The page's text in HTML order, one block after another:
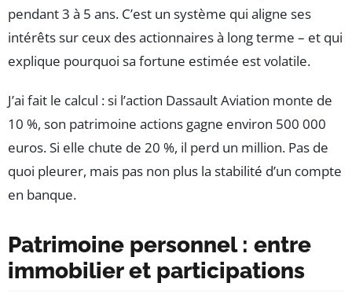
pendant 3 à 5 ans. C’est un système qui aligne ses
intérêts sur ceux des actionnaires à long terme – et qui
explique pourquoi sa fortune estimée est volatile.
J’ai fait le calcul : si l’action Dassault Aviation monte de
10 %, son patrimoine actions gagne environ 500 000
euros. Si elle chute de 20 %, il perd un million. Pas de
quoi pleurer, mais pas non plus la stabilité d’un compte
en banque.
Patrimoine personnel : entre
immobilier et participations